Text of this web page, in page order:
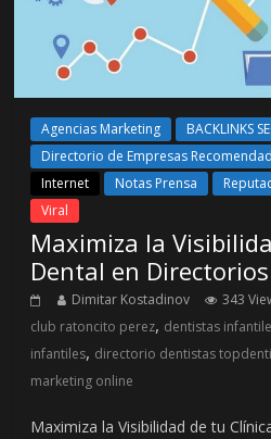
Agencias Marketing
BACKLINKS
Directorio de Empresas
Internet
Notas Prensa
Viral
Maximiza la
Dental en Directorios
Dimitar Kostadinov 343
club ratoncito perez, dentistas
infantiles, directorio dentistas
marketing online
Maximiza la Visibilidad de tu